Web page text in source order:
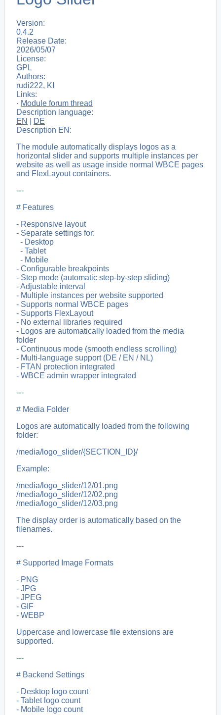
Version:
0.4.2
Release Date:
2026/05/07
License:
GPL
Authors:
rudi222, KI
Links:
· Module forum thread
Description language:
EN
DE
Description EN:
The module automatically displays logos as a
horizontal slider and supports multiple instances per
website as well as usage inside normal WBCE pages
and FlexLayout containers.
---
# Features
- Responsive layout
- Separate settings for:
- Desktop
- Tablet
- Mobile
- Configurable breakpoints
- Step mode (automatic step-by-step sliding)
- Adjustable interval
- Multiple instances per website supported
- Supports normal WBCE pages
- Supports FlexLayout
- No external libraries required
- Logos are automatically loaded from the media
folder
- Continuous mode (smooth endless scrolling)
- Multi-language support (DE / EN / NL)
- FTAN protection integrated
- WBCE admin wrapper integrated
---
# Media Folder
Logos are automatically loaded from the following
folder:
/media/logo_slider/{SECTION_ID}/
Example:
/media/logo_slider/12/01.png
/media/logo_slider/12/02.png
/media/logo_slider/12/03.png
The display order is automatically based on the
filenames.
---
# Supported Image Formats
- PNG
- JPG
- JPEG
- GIF
- WEBP
Uppercase and lowercase file extensions are
supported.
---
# Backend Settings
- Desktop logo count
- Tablet logo count
- Mobile logo count